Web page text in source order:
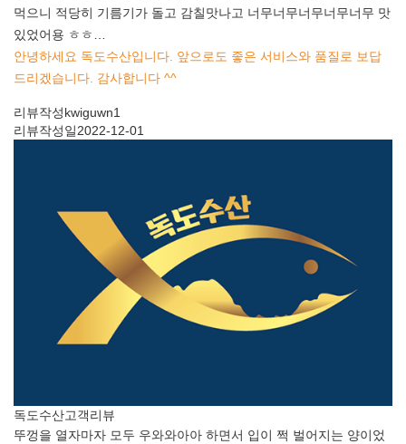
먹으니 적당히 기름기가 돌고 감칠맛나고 너무너무너무너무너무 맛
있었어용 ㅎㅎ…
안녕하세요 독도수산입니다. 앞으로도 좋은 서비스와 품질로 보답
드리겠습니다. 감사합니다 ^^
리뷰작성kwiguwn1
리뷰작성일2022-12-01
독도수산고객리뷰
뚜껑을 열자마자 모두 우와와아아 하면서 입이 쩍 벌어지는 양이었